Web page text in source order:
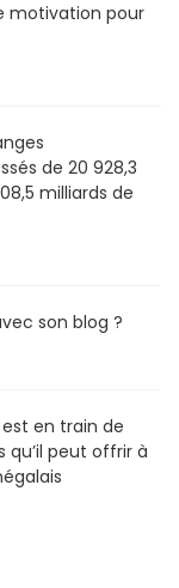
motivation pour
de 20 928,3
milliards de
son blog ?
en train de
peut offrir à